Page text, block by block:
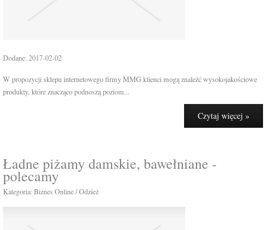
Dodane: 2017-02-02
W propozycji sklepu internetowego firmy MMG klienci mogą znaleźć wysokojakościowe
produkty, które znacząco podnoszą poziom...
Czytaj więcej »
Ładne piżamy damskie, bawełniane -
polecamy
Kategoria: Biznes Online / Odzież